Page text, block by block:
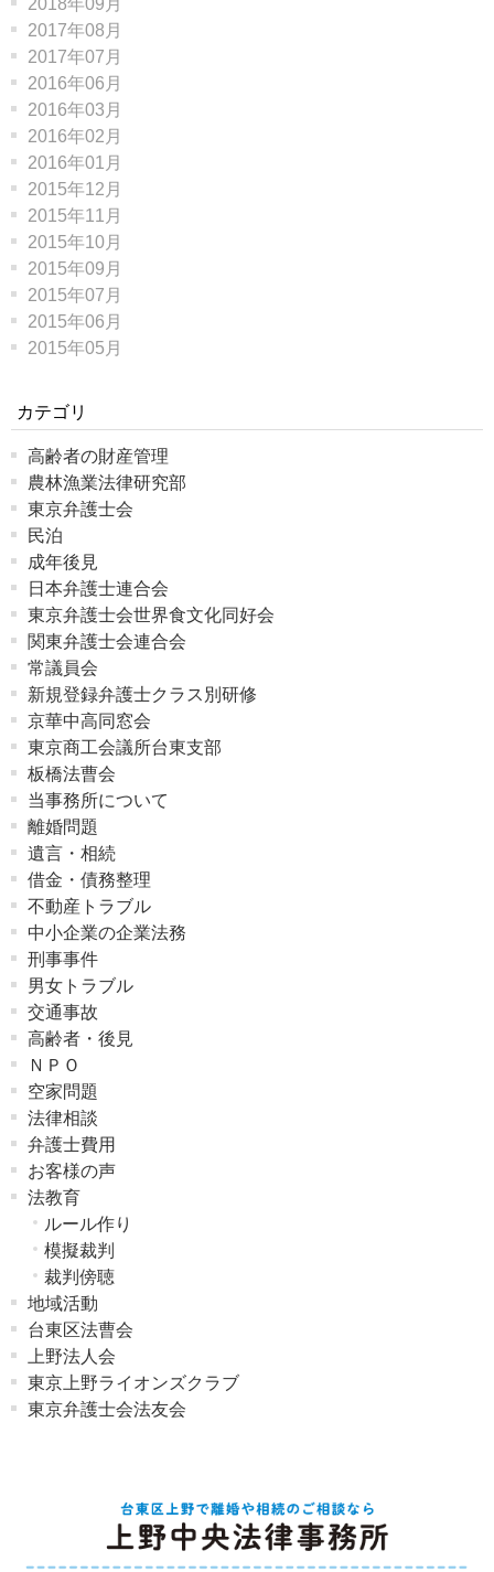
2018年09月
2017年08月
2017年07月
2016年06月
2016年03月
2016年02月
2016年01月
2015年12月
2015年11月
2015年10月
2015年09月
2015年07月
2015年06月
2015年05月
カテゴリ
高齢者の財産管理
農林漁業法律研究部
東京弁護士会
民泊
成年後見
日本弁護士連合会
東京弁護士会世界食文化同好会
関東弁護士会連合会
常議員会
新規登録弁護士クラス別研修
京華中高同窓会
東京商工会議所台東支部
板橋法曹会
当事務所について
離婚問題
遺言・相続
借金・債務整理
不動産トラブル
中小企業の企業法務
刑事事件
男女トラブル
交通事故
高齢者・後見
ＮＰＯ
空家問題
法律相談
弁護士費用
お客様の声
法教育
ルール作り
模擬裁判
裁判傍聴
地域活動
台東区法曹会
上野法人会
東京上野ライオンズクラブ
東京弁護士会法友会